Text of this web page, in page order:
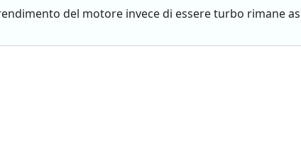
del motore invece di essere turbo rimane